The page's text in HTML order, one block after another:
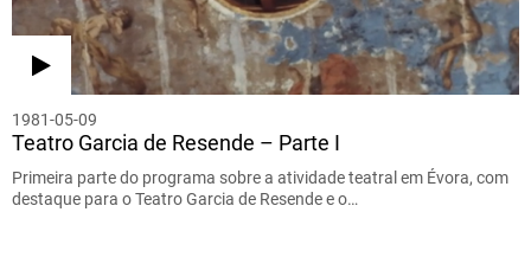
1981-05-09
Teatro Garcia de Resende – Parte I
Primeira parte do programa sobre a atividade teatral em Évora, com
destaque para o Teatro Garcia de Resende e o…